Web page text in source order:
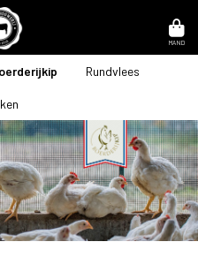
MAND
Rundvlees